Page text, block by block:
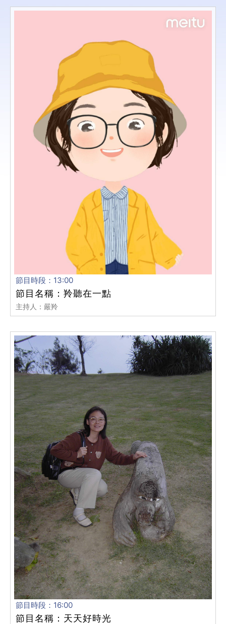
節目時段：13:00
節目名稱：羚聽在一點
主持人：嚴羚
節目時段：16:00
節目名稱：天天好時光